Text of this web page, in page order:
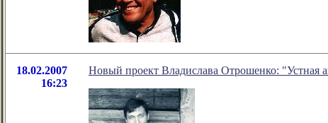
18.02.2007
16:23
Новый проект Владислава Отрошенко: "Устная